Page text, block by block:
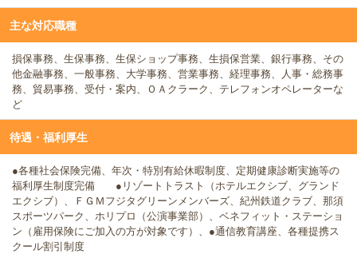
主な対応職種
損保事務、生保事務、生保ショップ事務、生損保営業、銀行事務、その
他金融事務、一般事務、大学事務、営業事務、経理事務、人事・総務事
務、貿易事務、受付・案内、ＯＡクラーク、テレフォンオペレーターな
ど
待遇・福利厚生
●各種社会保険完備、年次・特別有給休暇制度、定期健康診断実施等の
福利厚生制度完備 ●リゾートトラスト（ホテルエクシブ、グランド
エクシブ）、ＦＧＭフジタグリーンメンバーズ、紀州鉄道クラブ、那須
スポーツパーク、ホリプロ（公演事業部）、ベネフィット・ステーショ
ン（雇用保険にご加入の方が対象です）、●通信教育講座、各種提携ス
クール割引制度